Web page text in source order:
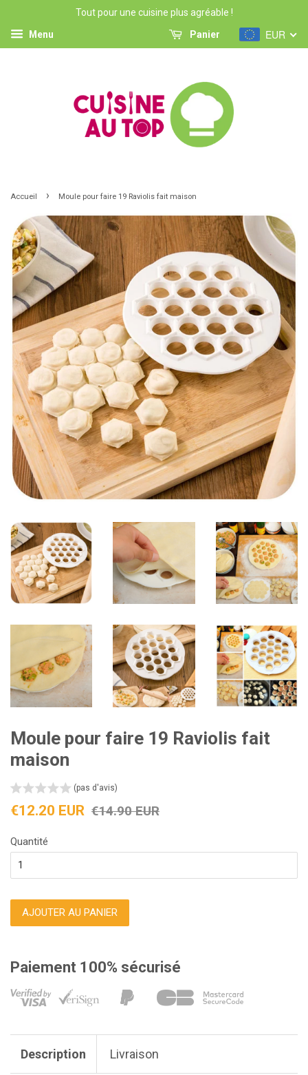
Tout pour une cuisine plus agréable !
Menu EUR
Panier
Accueil › Moule pour faire 19 Raviolis fait maison
Moule pour faire 19 Raviolis fait
maison
(pas d'avis)
Prix
€12.20 EUR
Prix
€14.90 EUR
Quantité
AJOUTER AU PANIER
Paiement 100% sécurisé
Description Livraison